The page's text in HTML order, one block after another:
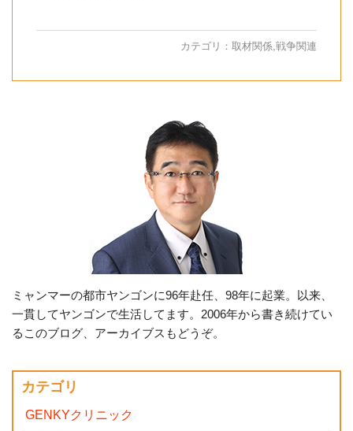
カテゴリ： 取材関係 戦争関連
ミャンマーの都市ヤンゴンに96年赴任、98年に起業。以来、
一貫してヤンゴンで生活してます。2006年から書き続けてい
るこのブログ、アーカイブスもどうぞ。
カテゴリ
GENKYクリニック